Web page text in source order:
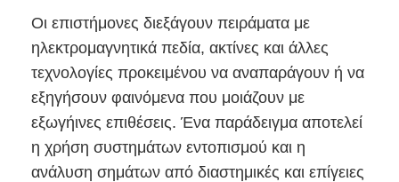
Οι επιστήμονες διεξάγουν πειράματα με
ηλεκτρομαγνητικά πεδία, ακτίνες και άλλες
τεχνολογίες προκειμένου να αναπαράγουν ή να
εξηγήσουν φαινόμενα που μοιάζουν με
εξωγήινες επιθέσεις. Ένα παράδειγμα αποτελεί
η χρήση συστημάτων εντοπισμού και η
ανάλυση σημάτων από διαστημικές και επίγειες